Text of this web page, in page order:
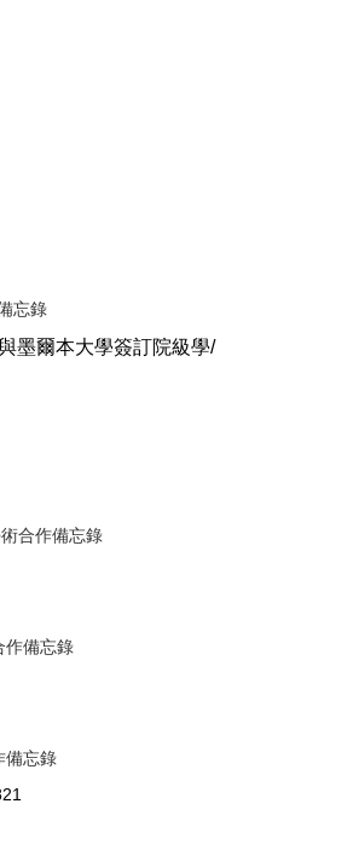
忘錄
墨爾本大學簽訂院級學/
合作備忘錄
作備忘錄
備忘錄